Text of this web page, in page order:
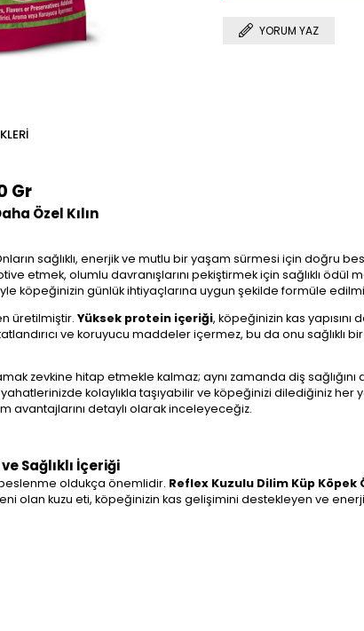
YORUM YAZ
Gr
Özel Kılın
sağlıklı, enerjik ve mutlu bir yaşam sürmesi için
etmek, olumlu davranışlarını pekiştirmek için sağlıklı ödül
köpeğinizin günlük ihtiyaçlarına uygun şekilde formüle
üretilmiştir. Yüksek protein içeriği, köpeğinizin kas yapısını
ve koruyucu maddeler içermez, bu da onu sağlıklı
zevkine hitap etmekle kalmaz; aynı zamanda diş
kolaylıkla taşıyabilir ve köpeğinizi dilediğiniz her
avantajlarını detaylı olarak inceleyeceğiz.
Sağlıklı İçeriği
oldukça önemlidir. Reflex Kuzulu Dilim Küp Köpek
olan kuzu eti, köpeğinizin kas gelişimini destekleyen ve